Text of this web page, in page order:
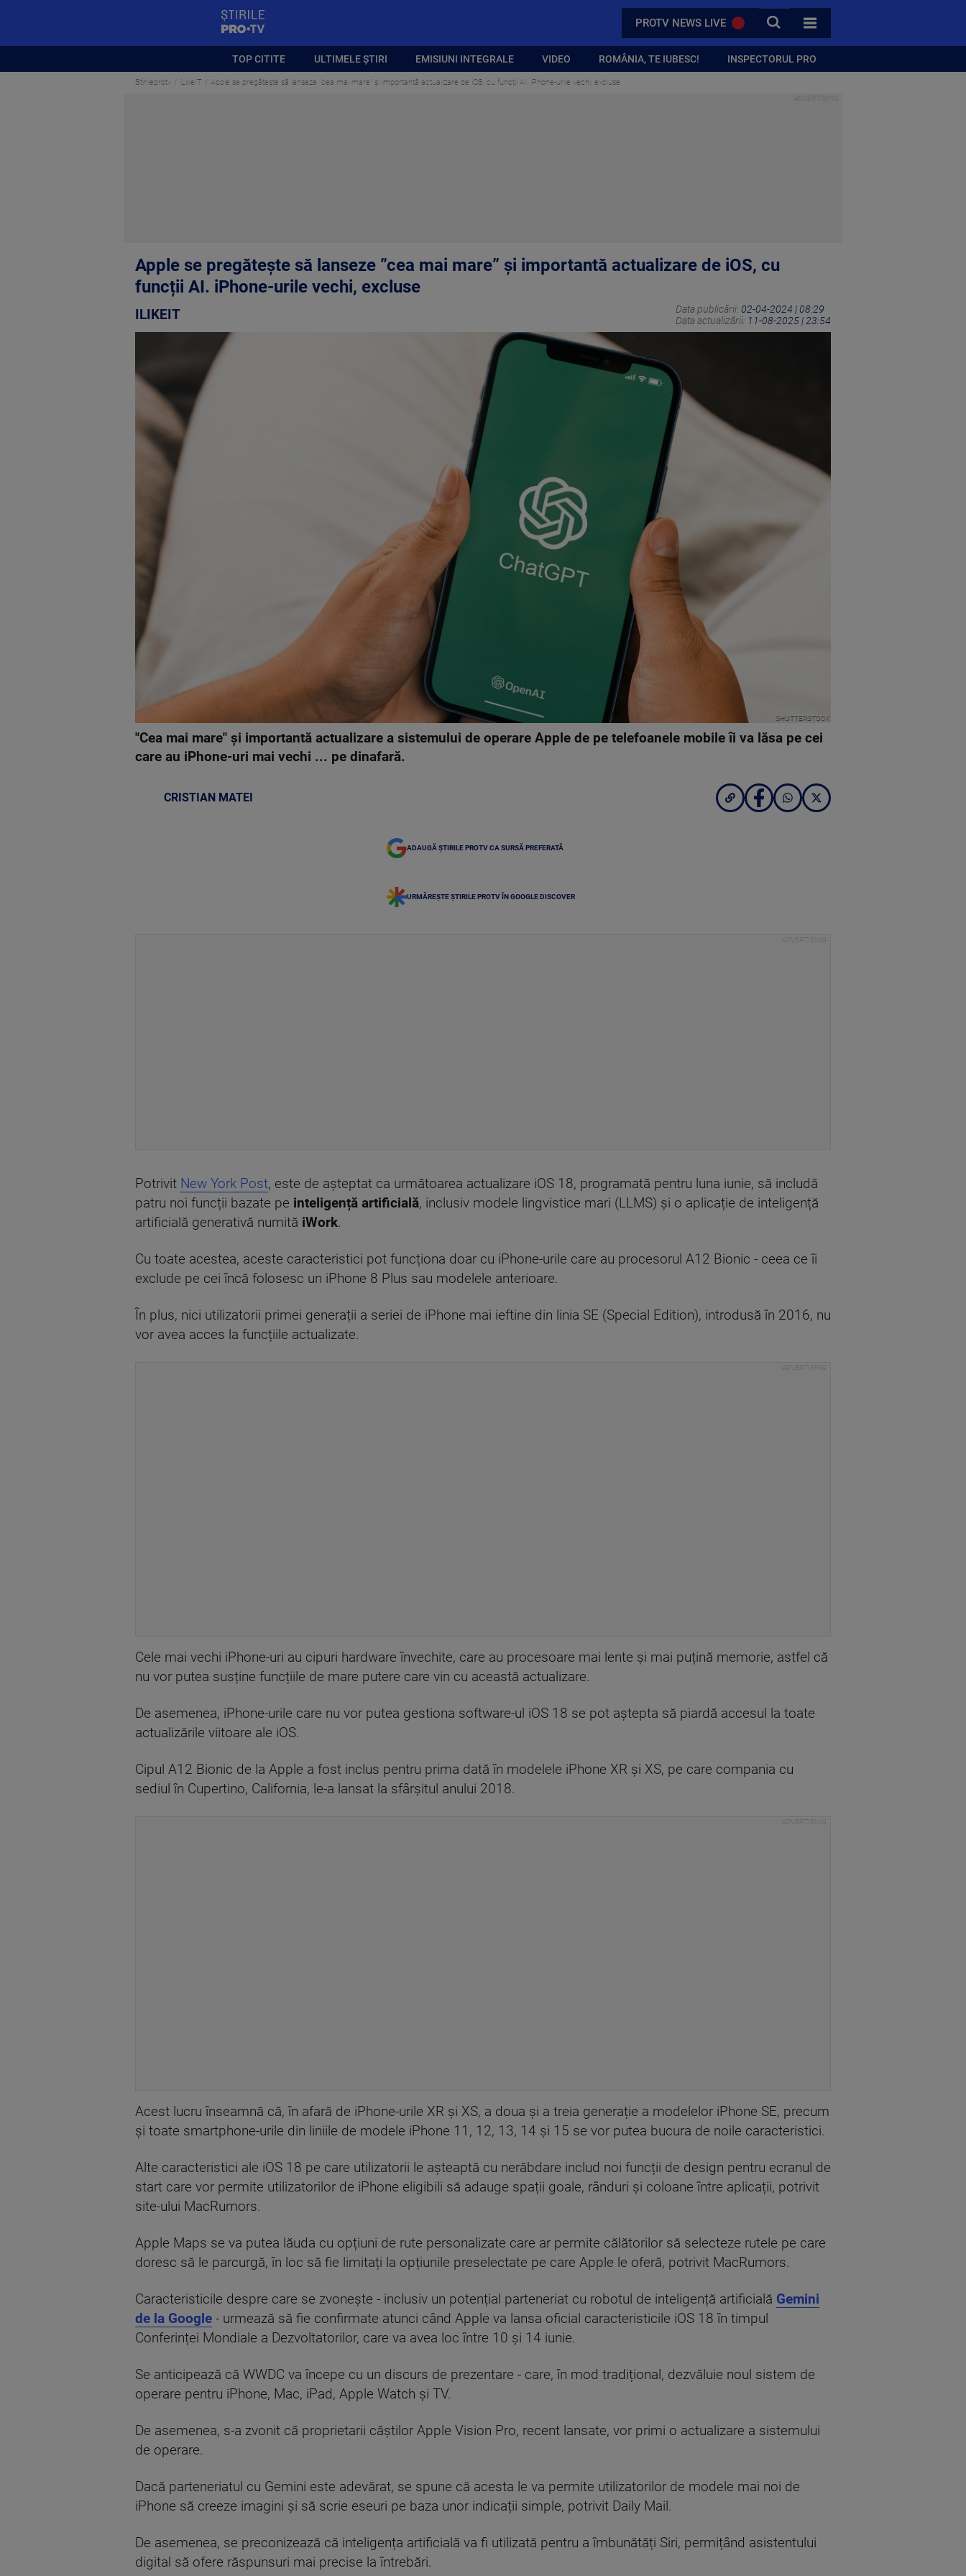
PROTV NEWS LIVE CAUTA
TOATE CATEGORIILE
TOP CITITE ULTIMELE ȘTIRI EMISIUNI INTEGRALE VIDEO ROMÂNIA, TE IUBESC! INSPECTORUL PRO
Stirileprotv iLikeIT Apple se pregătește să lanseze ”cea mai mare” și importantă actualizare de iOS, cu funcții AI. iPhone-urile vechi, excluse
Apple se pregătește să lanseze ”cea mai mare” și importantă actualizare de iOS, cu
funcții AI. iPhone-urile vechi, excluse
ILIKEIT Data publicării: 02-04-2024 | 08:29
Data actualizării: 11-08-2025 | 23:54
SHUTTERSTOCK
"Cea mai mare" și importantă actualizare a sistemului de operare Apple de pe telefoanele mobile îi va lăsa pe cei
care au iPhone-uri mai vechi ... pe dinafară.
CRISTIAN MATEI
ADAUGĂ ȘTIRILE PROTV CA SURSĂ PREFERATĂ
URMĂREȘTE ȘTIRILE PROTV ÎN GOOGLE DISCOVER
Potrivit New York Post, este de așteptat ca următoarea actualizare iOS 18, programată pentru luna iunie, să includă
patru noi funcții bazate pe inteligență artificială, inclusiv modele lingvistice mari (LLMS) și o aplicație de inteligență
artificială generativă numită iWork.
Cu toate acestea, aceste caracteristici pot funcționa doar cu iPhone-urile care au procesorul A12 Bionic - ceea ce îi
exclude pe cei încă folosesc un iPhone 8 Plus sau modelele anterioare.
În plus, nici utilizatorii primei generații a seriei de iPhone mai ieftine din linia SE (Special Edition), introdusă în 2016, nu
vor avea acces la funcțiile actualizate.
Cele mai vechi iPhone-uri au cipuri hardware învechite, care au procesoare mai lente și mai puțină memorie, astfel că
nu vor putea susține funcțiile de mare putere care vin cu această actualizare.
De asemenea, iPhone-urile care nu vor putea gestiona software-ul iOS 18 se pot aștepta să piardă accesul la toate
actualizările viitoare ale iOS.
Cipul A12 Bionic de la Apple a fost inclus pentru prima dată în modelele iPhone XR și XS, pe care compania cu
sediul în Cupertino, California, le-a lansat la sfârșitul anului 2018.
Acest lucru înseamnă că, în afară de iPhone-urile XR și XS, a doua și a treia generație a modelelor iPhone SE, precum
și toate smartphone-urile din liniile de modele iPhone 11, 12, 13, 14 și 15 se vor putea bucura de noile caracteristici.
Alte caracteristici ale iOS 18 pe care utilizatorii le așteaptă cu nerăbdare includ noi funcții de design pentru ecranul de
start care vor permite utilizatorilor de iPhone eligibili să adauge spații goale, rânduri și coloane între aplicații, potrivit
site-ului MacRumors.
Apple Maps se va putea lăuda cu opțiuni de rute personalizate care ar permite călătorilor să selecteze rutele pe care
doresc să le parcurgă, în loc să fie limitați la opțiunile preselectate pe care Apple le oferă, potrivit MacRumors.
Caracteristicile despre care se zvonește - inclusiv un potențial parteneriat cu robotul de inteligență artificială Gemini
de la Google - urmează să fie confirmate atunci când Apple va lansa oficial caracteristicile iOS 18 în timpul
Conferinței Mondiale a Dezvoltatorilor, care va avea loc între 10 și 14 iunie.
Se anticipează că WWDC va începe cu un discurs de prezentare - care, în mod tradițional, dezvăluie noul sistem de
operare pentru iPhone, Mac, iPad, Apple Watch și TV.
De asemenea, s-a zvonit că proprietarii căștilor Apple Vision Pro, recent lansate, vor primi o actualizare a sistemului
de operare.
Dacă parteneriatul cu Gemini este adevărat, se spune că acesta le va permite utilizatorilor de modele mai noi de
iPhone să creeze imagini și să scrie eseuri pe baza unor indicații simple, potrivit Daily Mail.
De asemenea, se preconizează că inteligența artificială va fi utilizată pentru a îmbunătăți Siri, permițând asistentului
digital să ofere răspunsuri mai precise la întrebări.